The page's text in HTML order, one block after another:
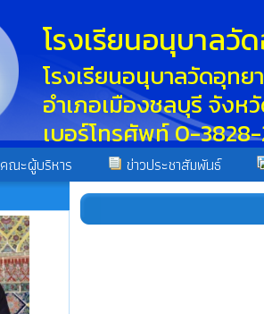
โรงเรียนอนุบาลวั
โรงเรียนอนุบาลวัดอุท
อำเภอเมืองชลบุรี จัง
เบอร์โทรศัพท์ 0-3828-
คณะผู้บริหาร ข่าวประชาสัมพันธ์